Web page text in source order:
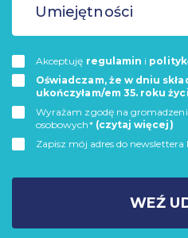
Umiejętności
Akceptuję regulamin i
Oświadczam, że w dniu
ukończyłam/em 35. roku
Wyrażam zgodę na
osobowych* (czytaj więcej)
Zapisz mój adres do newslettera
WEŹ